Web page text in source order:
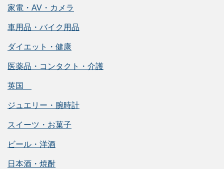
家電・AV・カメラ
車用品・バイク用品
ダイエット・健康
医薬品・コンタクト・介護
英国
ジュエリー・腕時計
スイーツ・お菓子
ビール・洋酒
日本酒・焼酎